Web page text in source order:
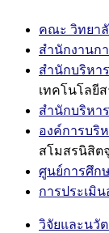
คณะ วิทยา
สำนักงานก
สำนักบริหา
เทคโนโลยี
สำนักบริหา
องค์การบริ
สโมสรนิสิต
ศูนย์การศึก
การประเมิ
วิจัยและนวั